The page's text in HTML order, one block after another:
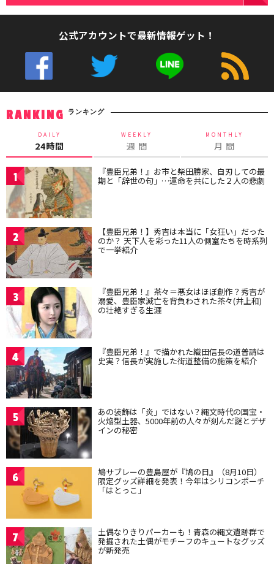
公式アカウントで最新情報ゲット！
RANKING ランキング
DAILY
24時間
WEEKLY
週 間
MONTHLY
月 間
1 『豊臣兄弟！』お市と柴田勝家、自刃しての最
期と「辞世の句」…運命を共にした２人の悲劇
2 【豊臣兄弟！】秀吉は本当に「女狂い」だった
のか？ 天下人を彩った11人の側室たちを時系列
で一挙紹介
3 『豊臣兄弟！』茶々＝悪女はほぼ創作？秀吉が
溺愛、豊臣家滅亡を背負わされた茶々(井上和)
の壮絶すぎる生涯
4 『豊臣兄弟！』で描かれた織田信長の道普請は
史実？信長が実施した街道整備の施策を紹介
5 あの装飾は「炎」ではない？縄文時代の国宝・
火焔型土器、5000年前の人々が刻んだ謎とデザ
インの秘密
6 鳩サブレーの豊島屋が『鳩の日』（8月10日）
限定グッズ詳細を発表！今年はシリコンポーチ
「はとっこ」
7 土偶なりきりパーカーも！青森の縄文遺跡群で
発掘された土偶がモチーフのキュートなグッズ
が新発売